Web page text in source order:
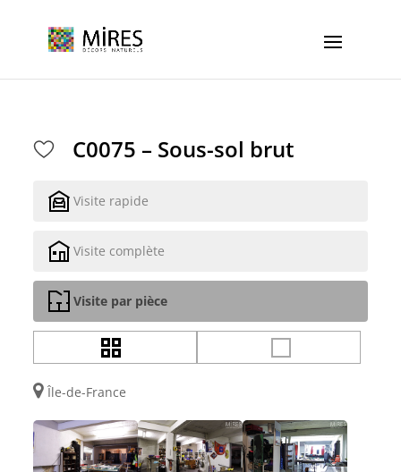
C0075 – Sous-sol brut
Visite rapide
Visite complète
Visite par pièce
Île-de-France